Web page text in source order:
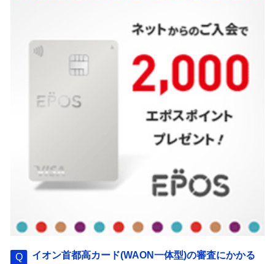
イオン首都高カード(WAON一体型)の審査にかかる